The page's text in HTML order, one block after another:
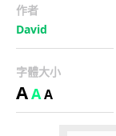
作者
David
字體大小
AAA